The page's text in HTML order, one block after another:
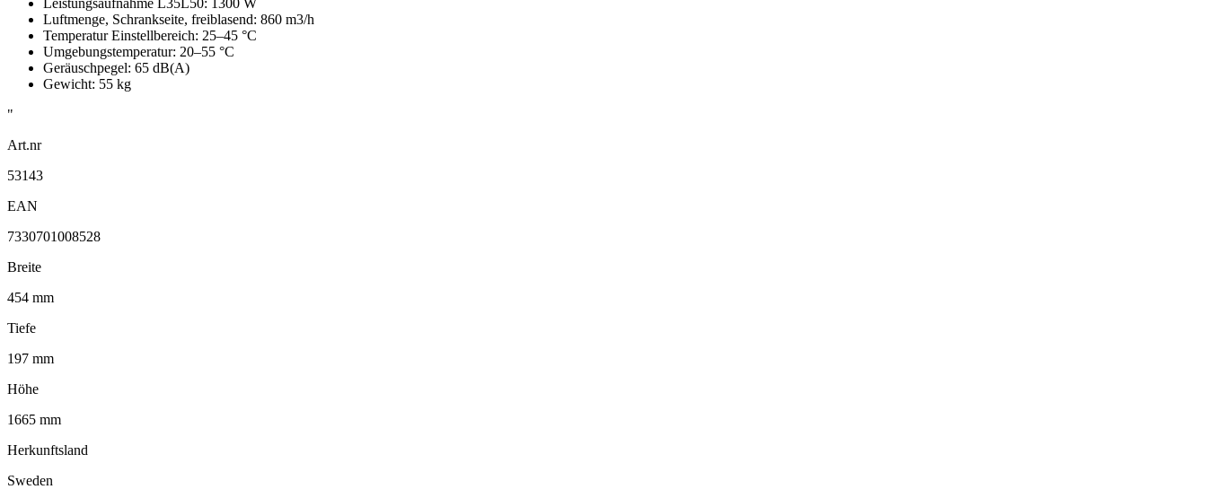
Luftmenge, Schrankseite, freiblasend: 860 m3/h
Temperatur Einstellbereich: 25–45 °C
Umgebungstemperatur: 20–55 °C
Geräuschpegel: 65 dB(A)
Gewicht: 55 kg
"
Art.nr
53143
EAN
7330701008528
Breite
454 mm
Tiefe
197 mm
Höhe
1665 mm
Herkunftsland
Sweden